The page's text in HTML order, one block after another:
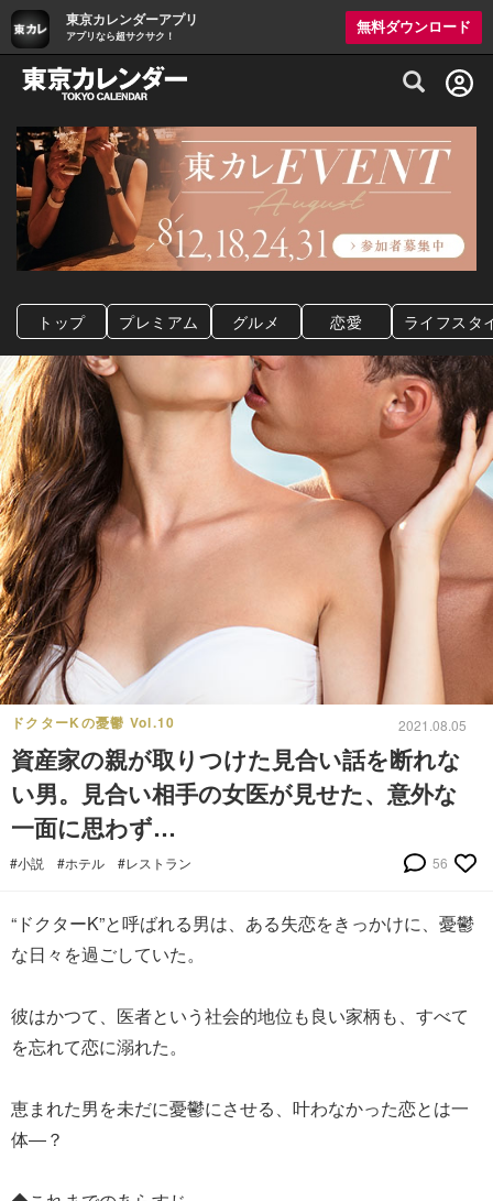
東京カレンダーアプリ
アプリなら超サクサク！
無料ダウンロード
グルメ情報・プレミアムレストラン予約
トップ プレミアム グルメ 恋愛 ライフスタ
ドクターKの憂鬱 Vol.10 2021.08.05
資産家の親が取りつけた見合い話を断れな
い男。見合い相手の女医が見せた、意外な
一面に思わず…
#小説 #ホテル #レストラン 56
“ドクターK”と呼ばれる男は、ある失恋をきっかけに、憂鬱
な日々を過ごしていた。
彼はかつて、医者という社会的地位も良い家柄も、すべて
を忘れて恋に溺れた。
恵まれた男を未だに憂鬱にさせる、叶わなかった恋とは一
体―？